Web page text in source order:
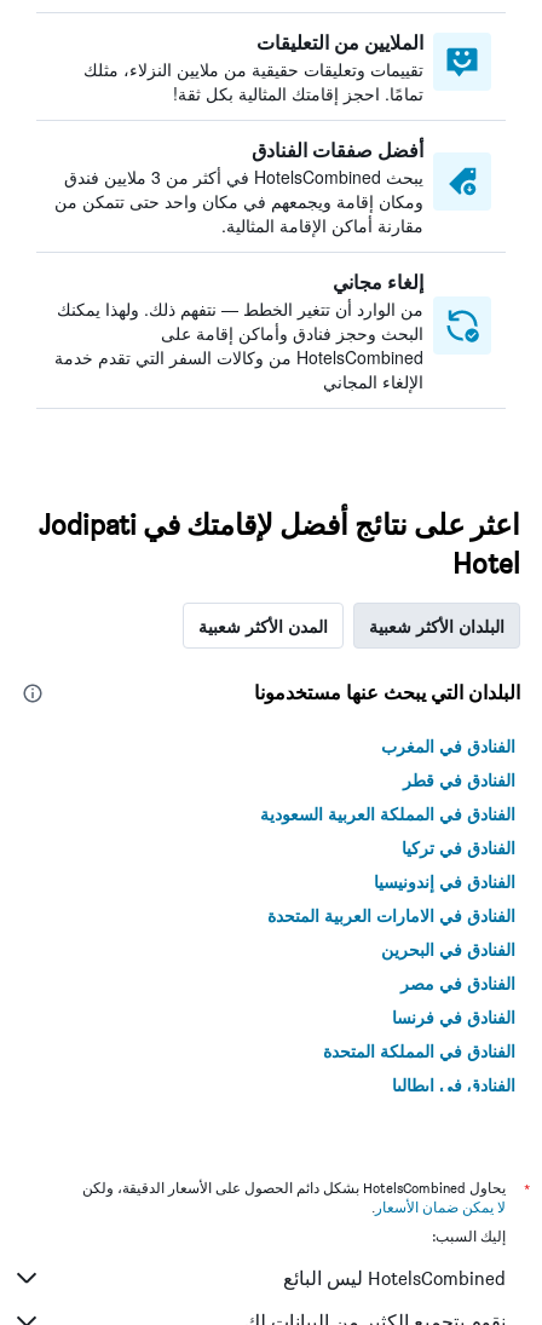
الملايين من التعليقات
تقييمات وتعليقات حقيقية من ملايين النزلاء، مثلك
تمامًا. احجز إقامتك المثالية بكل ثقة!
أفضل صفقات الفنادق
يبحث HotelsCombined في أكثر من 3 ملايين فندق
ومكان إقامة ويجمعهم في مكان واحد حتى تتمكن من
مقارنة أماكن الإقامة المثالية.
إلغاء مجاني
من الوارد أن تتغير الخطط — نتفهم ذلك. ولهذا يمكنك
البحث وحجز فنادق وأماكن إقامة على
HotelsCombined من وكالات السفر التي تقدم خدمة
الإلغاء المجاني
اعثر على نتائج أفضل لإقامتك في Jodipati
Hotel
البلدان الأكثر شعبية المدن الأكثر شعبية
البلدان التي يبحث عنها مستخدمونا
الفنادق في المغرب
الفنادق في قطر
الفنادق في المملكة العربية السعودية
الفنادق في تركيا
الفنادق في إندونيسيا
الفنادق في الامارات العربية المتحدة
الفنادق في البحرين
الفنادق في مصر
الفنادق في فرنسا
الفنادق في المملكة المتحدة
الفنادق في إيطاليا
*
يحاول HotelsCombined بشكل دائم الحصول على الأسعار الدقيقة، ولكن
لا يمكن ضمان الأسعار .
إليك السبب:
HotelsCombined ليس البائع